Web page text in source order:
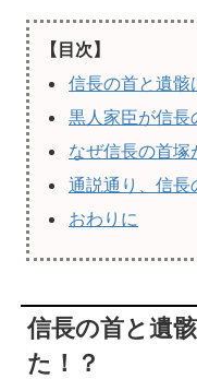
【目次】
信長の首と遺骸
黒人家臣が信長
なぜ信長の首塚
通説通り、信長
おわりに
信長の首と遺
た！？